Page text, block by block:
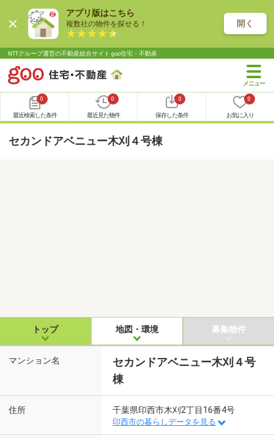
アプリ版はこちら
複数社の物件を探せる！ 開く
NTTグループ運営の不動産総合サイト goo住宅・不動産
0
最近検索した条件
0
最近見た物件
0
保存した条件
0
お気に入り
セカンドアベニュー木刈４号棟
トップ 地図・環境 募集物件
マンション名
セカンドアベニュー木刈４号
棟
住所 千葉県印西市木刈2丁目16番4号
印西市の暮らしデータを見る